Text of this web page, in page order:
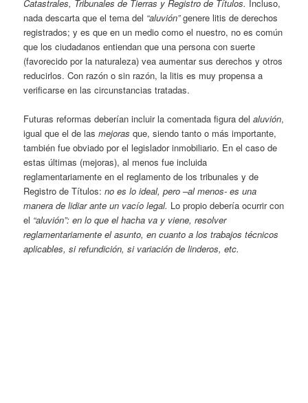
Catastrales, Tribunales de Tierras y Registro de Títulos. Incluso,
nada descarta que el tema del “aluvión”genere litis de derechos
registrados; y es que en un medio como el nuestro, no es común
que los ciudadanos entiendan que una persona con suerte
(favorecido por la naturaleza) vea aumentar sus derechos y otros
reducirlos. Con razón o sin razón, la litis es muy propensa a
verificarse en las circunstancias tratadas.
Futuras reformas deberían incluir la comentada figura delaluvión,
igual que el de lasmejoras que, siendo tanto o más importante,
también fue obviado por el legislador inmobiliario. En el caso de
estas últimas (mejoras), al menos fue incluida
reglamentariamente en el reglamento de los tribunales y de
Registro de Títulos:no es lo ideal, pero –al menos- es una
manera de lidiar ante un vacío legal. Lo propio debería ocurrir con
el “aluvión”: en lo que el hacha va y viene, resolver
reglamentariamente el asunto, en cuanto a los trabajos técnicos
aplicables, si refundición, si variación de linderos, etc.